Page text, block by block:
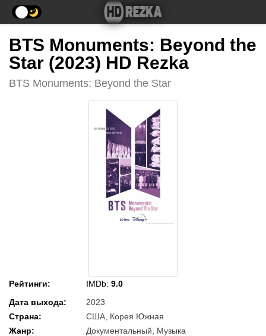
BTS Monuments: Beyond the
Star (2023) HD Rezka
BTS Monuments: Beyond the Star
Рейтинги: IMDb: 9.0
Дата выхода:
2023
Страна:
США, Корея Южная
Жанр:
Документальный, Музыка